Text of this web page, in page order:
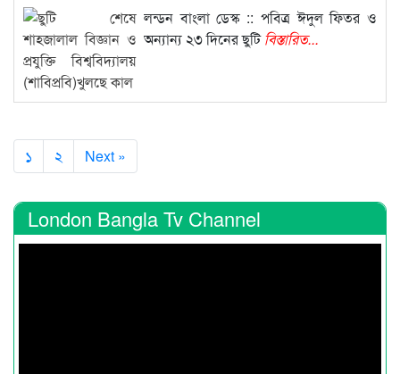
লন্ডন বাংলা ডেস্ক :: পবিত্র ঈদুল ফিতর ও
অন্যান্য ২৩ দিনের ছুটিবিস্তারিত...
১ ২ Next »
London Bangla Tv Channel